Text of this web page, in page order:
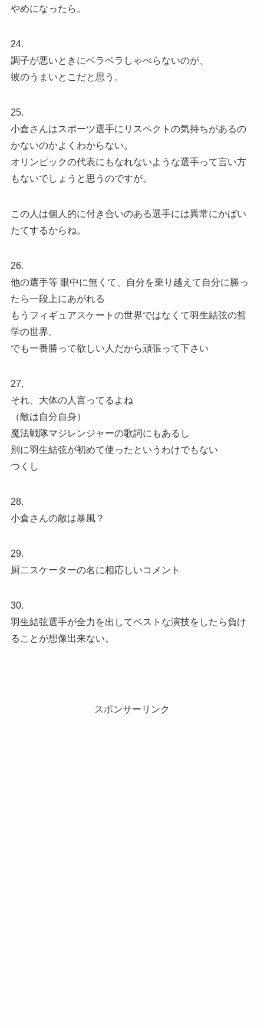
やめになったら。
24.
調子が悪いときにベラベラしゃべらないのが、
彼のうまいとこだと思う。
25.
小倉さんはスポーツ選手にリスペクトの気持ちがあるの
かないのかよくわからない。
オリンピックの代表にもなれないような選手って言い方
もないでしょうと思うのですが。
この人は個人的に付き合いのある選手には異常にかばい
たてするからね。
26.
他の選手等 眼中に無くて、自分を乗り越えて自分に勝っ
たら一段上にあがれる
もうフィギュアスケートの世界ではなくて羽生結弦の哲
学の世界。
でも一番勝って欲しい人だから頑張って下さい
27.
それ、大体の人言ってるよね
（敵は自分自身）
魔法戦隊マジレンジャーの歌詞にもあるし
別に羽生結弦が初めて使ったというわけでもない
つくし
28.
小倉さんの敵は暴風？
29.
厨二スケーターの名に相応しいコメント
30.
羽生結弦選手が全力を出してベストな演技をしたら負け
ることが想像出来ない。
スポンサーリンク